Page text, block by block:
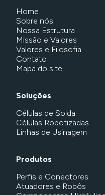
Home
Sobre nós
Nossa Estrutura
Missão e Valores
Valores e Filosofia
Contato
Mapa do site
Soluções
Células de Solda
Células Robotizadas
Linhas de Usinagem
Produtos
Perfis e Conectores
Atuadores e Robôs